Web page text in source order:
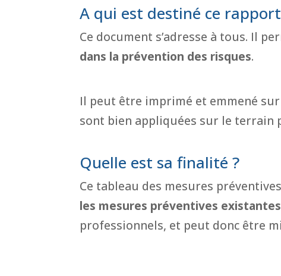
A qui est destiné ce
Ce document s’adresse à tous. Il
dans la prévention des risques.
Il peut être imprimé et emmené
sont bien appliquées sur le terrain
Quelle est sa finalité ?
Ce tableau des mesures
les mesures préventives existantes
professionnels, et peut donc être